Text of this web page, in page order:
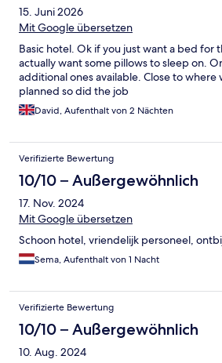
15. Juni 2026
Mit Google übersetzen
Basic hotel. Ok if you just want a bed for
actually want some pillows to sleep on.
additional ones available. Close to
planned so did the job
David, Aufenthalt von 2 Nächten
Verifizierte Bewertung
10/10 – Außergewöhnlich
17. Nov. 2024
Mit Google übersetzen
Schoon hotel, vriendelijk personeel,
Sema, Aufenthalt von 1 Nacht
Verifizierte Bewertung
10/10 – Außergewöhnlich
10. Aug. 2024